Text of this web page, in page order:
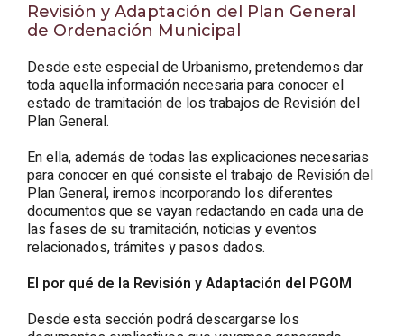
Revisión y Adaptación del Plan General
de Ordenación Municipal
Desde este especial de Urbanismo, pretendemos dar
toda aquella información necesaria para conocer el
estado de tramitación de los trabajos de Revisión del
Plan General.
En ella, además de todas las explicaciones necesarias
para conocer en qué consiste el trabajo de Revisión del
Plan General, iremos incorporando los diferentes
documentos que se vayan redactando en cada una de
las fases de su tramitación, noticias y eventos
relacionados, trámites y pasos dados.
El por qué de la Revisión y Adaptación del PGOM
Desde esta sección podrá descargarse los